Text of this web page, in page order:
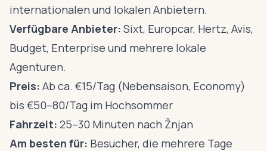
internationalen und lokalen Anbietern.
Verfügbare Anbieter: Sixt, Europcar, Hertz, Avis,
Budget, Enterprise und mehrere lokale
Agenturen.
Preis: Ab ca. €15/Tag (Nebensaison, Economy)
bis €50–80/Tag im Hochsommer
Fahrzeit: 25–30 Minuten nach Žnjan
Am besten für: Besucher, die mehrere Tage